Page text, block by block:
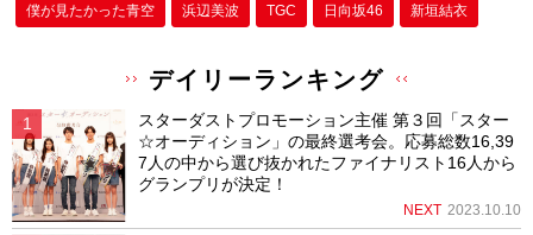
僕が⾒たかった⻘空 浜辺美波 TGC 日向坂46 新垣結衣
デイリーランキング
スターダストプロモーション主催 第３回「スター
☆オーディション」の最終選考会。応募総数16,39
7人の中から選び抜かれたファイナリスト16人から
グランプリが決定！
NEXT 2023.10.10